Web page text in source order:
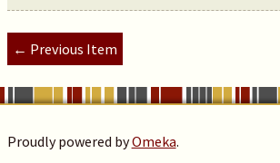
← Previous Item
Proudly powered byOmeka.